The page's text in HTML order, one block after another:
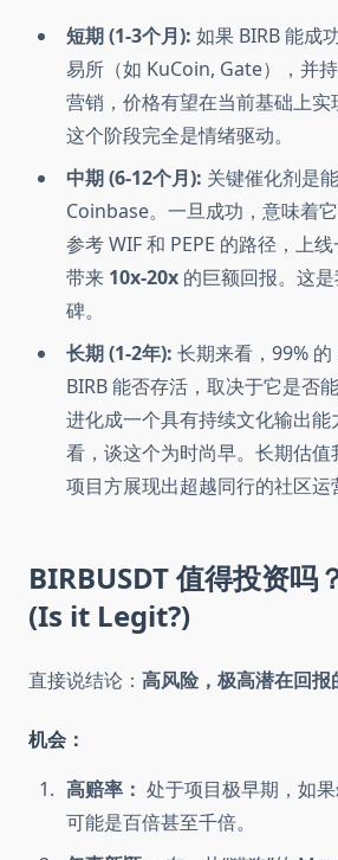
短期 (1-3个月): 如果 BIRB 能成
易所（如 KuCoin, Gate），并
营销，价格有望在当前基础上实
这个阶段完全是情绪驱动。
中期 (6-12个月): 关键催化剂是
Coinbase。一旦成功，意味着它
参考 WIF 和 PEPE 的路径，上
带来 10x-20x 的巨额回报。这
碑。
长期 (1-2年): 长期来看，99% 的
BIRB 能否存活，取决于它是否
进化成一个具有持续文化输出能
看，谈这个为时尚早。长期估
项目方展现出超越同行的社区运
BIRBUSDT 值得投资吗
(Is it Legit?)
直接说结论： 高风险，极高潜在回报
机会：
高赔率： 处于项目极早期，如
可能是百倍甚至千倍。